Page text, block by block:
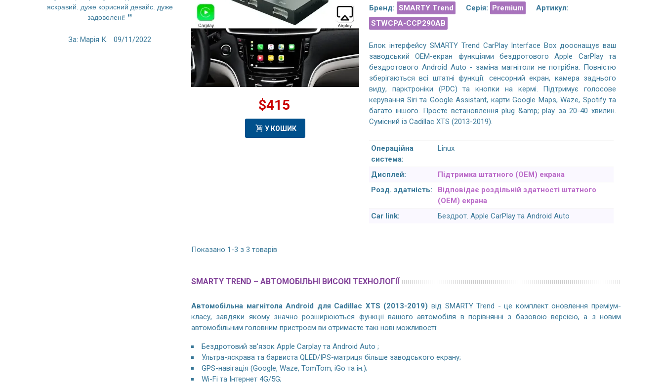
яскравий. дуже корисний девайс. дуже
задоволені!
За: Марія К. 09/11/2022
За: Andrey P 16/07/2022
Доволен. Рекомендую.
За: Антон Ш. 21/02/2023
$415
У КОШИК
Бренд: SMARTY Trend Серія: Premium
Артикул:
STWCPA-CCP290AB
Блок інтерфейсу SMARTY Trend CarPlay Interface Box дооснащує ваш
заводський OEM-екран функціями бездротового Apple CarPlay та
бездротового Android Auto - заміна магнітоли не потрібна. Повністю
зберігаються всі штатні функції: сенсорний екран, камера заднього
виду, парктроніки (PDC) та кнопки на кермі. Підтримує голосове
керування Siri та Google Assistant, карти Google Maps, Waze, Spotify та
багато іншого. Просте встановлення plug &amp; play за 20-40 хвилин.
Сумісний із Cadillac XTS (2013-2019).
Операційна
система:
Linux
Дисплей:
Підтримка штатного (OEM) екрана
Розд. здатність:
Відповідає роздільній здатності штатного
(OEM) екрана
Car link:
Бездрот. Apple CarPlay та Android Auto
Показано 1-3 з 3 товарів
SMARTY TREND – АВТОМОБІЛЬНІ ВИСОКІ ТЕХНОЛОГІЇ
Автомобільна магнітола Android для Cadillac XTS (2013-2019) від SMARTY Trend - це комплект оновлення преміум-
класу, завдяки якому значно розширюються функції вашого автомобіля в порівнянні з базовою версією, а з новим
автомобільним головним пристроєм ви отримаєте такі нові можливості:
Бездротовий зв'язок Apple Carplay та Android Auto ;
Ультра-яскрава та барвиста QLED/IPS-матриця більше заводського екрану;
GPS-навігація (Google, Waze, TomTom, iGo та ін.);
Wi-Fi та Інтернет 4G/5G;